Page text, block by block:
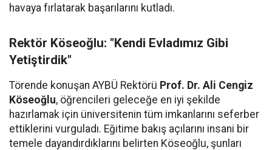
havaya fırlatarak başarılarını kutladı.
Rektör Köseoğlu: "Kendi Evladımız Gibi
Yetiştirdik"
Törende konuşan AYBÜ Rektörü Prof. Dr. Ali Cengiz
Köseoğlu, öğrencileri geleceğe en iyi şekilde
hazırlamak için üniversitenin tüm imkanlarını seferber
ettiklerini vurguladı. Eğitime bakış açılarını insani bir
temele dayandırdıklarını belirten Köseoğlu, şunları